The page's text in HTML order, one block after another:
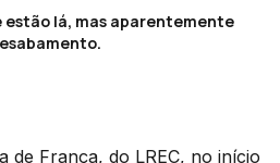
estão lá, mas aparentemente
de França, do LREC, no início